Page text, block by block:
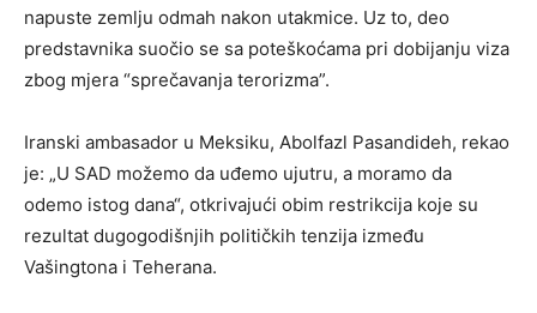
napuste zemlju odmah nakon utakmice. Uz to, deo
predstavnika suočio se sa poteškoćama pri dobijanju viza
zbog mjera “sprečavanja terorizma”.
Iranski ambasador u Meksiku, Abolfazl Pasandideh, rekao
je: „U SAD možemo da uđemo ujutru, a moramo da
odemo istog dana“, otkrivajući obim restrikcija koje su
rezultat dugogodišnjih političkih tenzija između
Vašingtona i Teherana.